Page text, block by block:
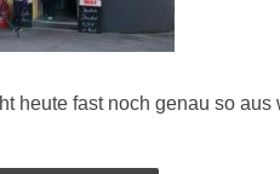
heute fast noch genau so aus